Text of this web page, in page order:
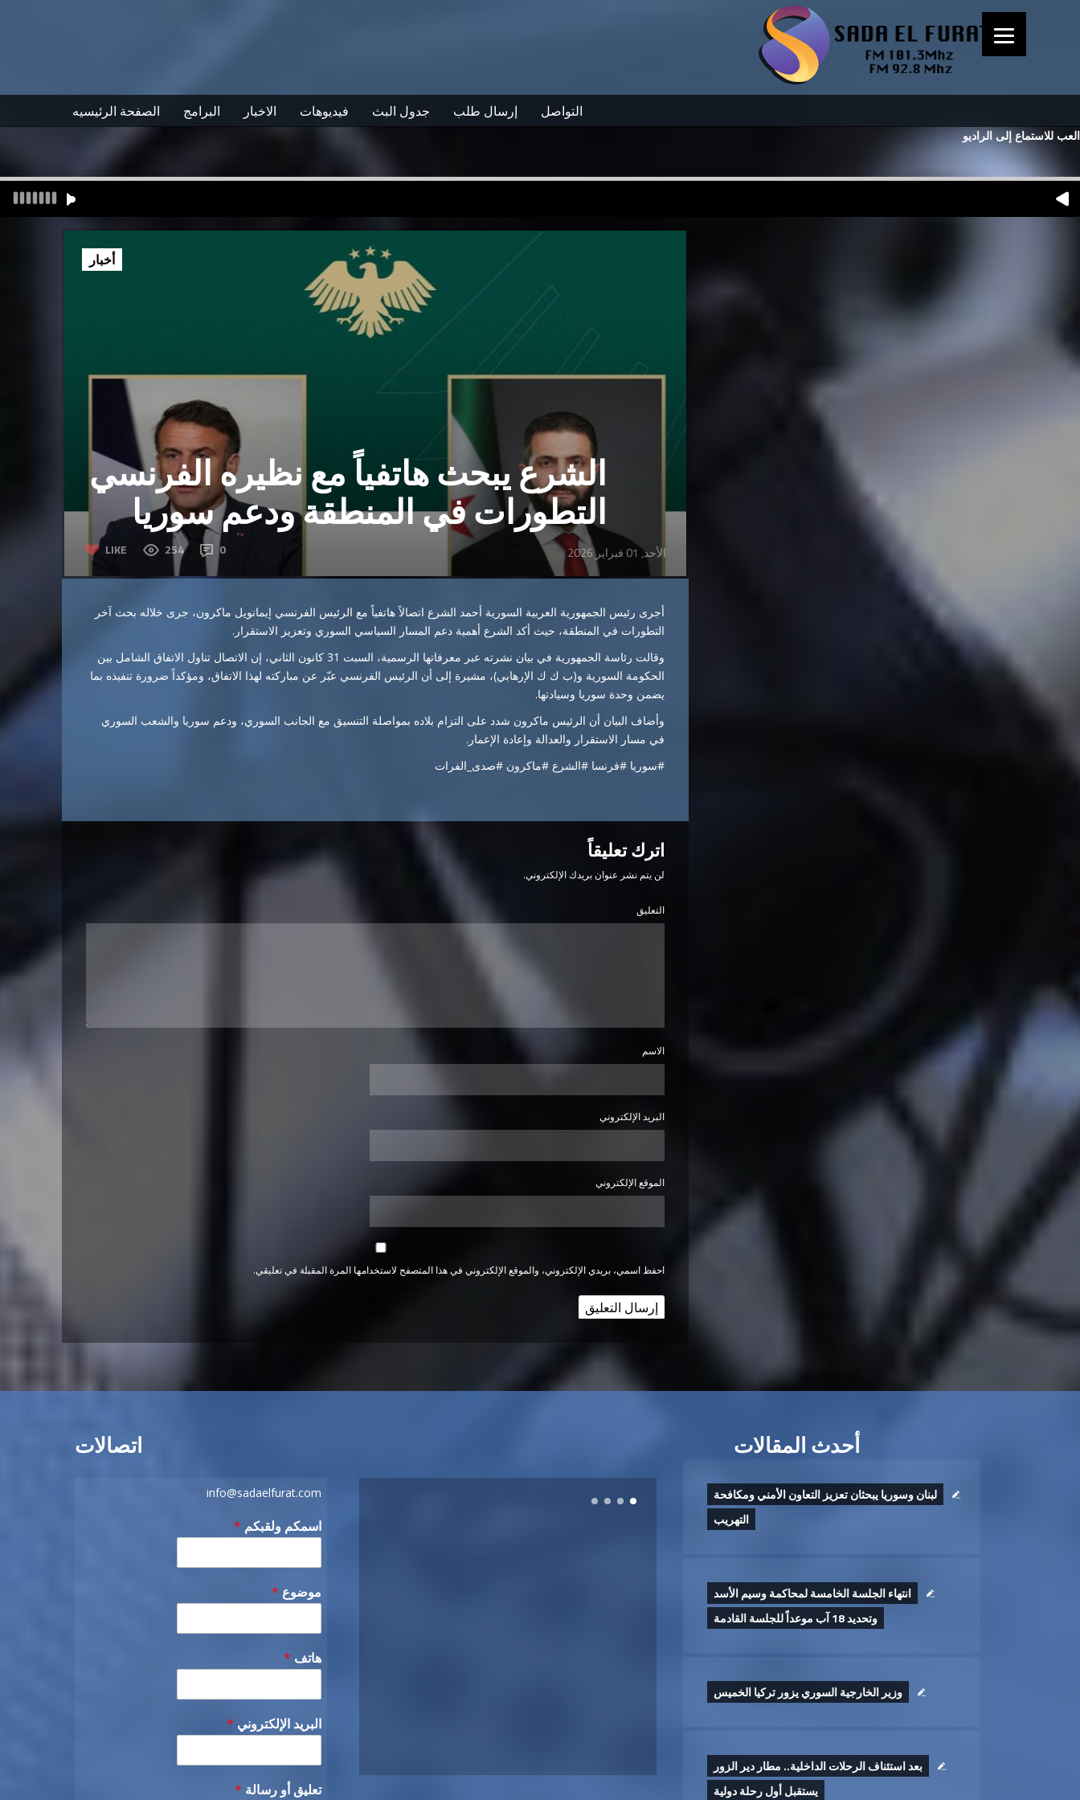
الصفحة الرئيسيه البرامج الاخبار فيديوهات جدول البث إرسال طلب التواصل
العب للاستماع إلى الراديو
الشرع يبحث هاتفياً مع نظيره الفرنسي
التطورات في المنطقة ودعم سوريا
LIKE 254 0 الأحد, 01 فبراير 2026
أخبار
أجرى رئيس الجمهورية العربية السورية أحمد الشرع اتصالاً هاتفياً مع الرئيس الفرنسي إيمانويل ماكرون، جرى خلاله بحث آخر
التطورات في المنطقة، حيث أكد الشرع أهمية دعم المسار السياسي السوري وتعزيز الاستقرار.
وقالت رئاسة الجمهورية في بيان نشرته عبر معرفاتها الرسمية، السبت 31 كانون الثاني، إن الاتصال تناول الاتفاق الشامل بين
الحكومة السورية و(ب ك ك الإرهابي)، مشيرة إلى أن الرئيس الفرنسي عبّر عن مباركته لهذا الاتفاق، ومؤكداً ضرورة تنفيذه بما
يضمن وحدة سوريا وسيادتها.
وأضاف البيان أن الرئيس ماكرون شدد على التزام بلاده بمواصلة التنسيق مع الجانب السوري، ودعم سوريا والشعب السوري
في مسار الاستقرار والعدالة وإعادة الإعمار.
#سوريا #فرنسا #الشرع #ماكرون #صدى_الفرات
اترك تعليقاً
لن يتم نشر عنوان بريدك الإلكتروني.
التعليق
الاسم
البريد الإلكتروني
الموقع الإلكتروني
احفظ اسمي، بريدي الإلكتروني، والموقع الإلكتروني في هذا المتصفح لاستخدامها المرة المقبلة في تعليقي.
اتصالات
info@sadaelfurat.com
اسمكم ولقبكم *
موضوع *
هاتف *
البريد الإلكتروني *
تعليق أو رسالة *
أحدث المقالات
لبنان وسوريا يبحثان تعزيز التعاون الأمني ومكافحة
التهريب
انتهاء الجلسة الخامسة لمحاكمة وسيم الأسد
وتحديد 18 آب موعداً للجلسة القادمة
وزير الخارجية السوري يزور تركيا الخميس
بعد استئناف الرحلات الداخلية.. مطار دير الزور
يستقبل أول رحلة دولية